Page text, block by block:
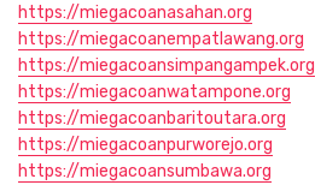
https://miegacoanasahan.org
https://miegacoanempatlawang.org
https://miegacoansimpangampek.org
https://miegacoanwatampone.org
https://miegacoanbaritoutara.org
https://miegacoanpurworejo.org
https://miegacoansumbawa.org